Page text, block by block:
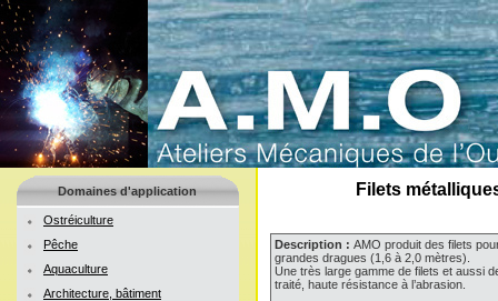
Domaines d'application
Ostréiculture
Pêche
Aquaculture
Architecture, bâtiment
Filets
Description : AMO produit des filets
grandes dragues (1,6 à 2,0 mètres).
Une très large gamme de filets et aussi
traité, haute résistance à l’abrasion.